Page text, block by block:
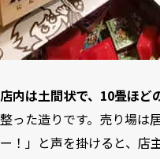
店内は土間状で、10畳ほど
整った造りです。売り場は
ー！」と声を掛けると、店